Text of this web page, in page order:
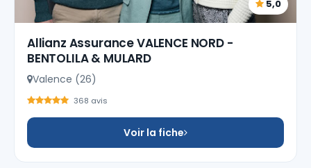
5,0
Allianz Assurance VALENCE NORD -
BENTOLILA & MULARD
Valence (26)
368 avis
Voir la fiche